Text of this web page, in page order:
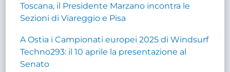
Toscana, il Presidente Marzano incontra le
Sezioni di Viareggio e Pisa
A Ostia i Campionati europei 2025 di Windsurf
Techno293: il 10 aprile la presentazione al
Senato